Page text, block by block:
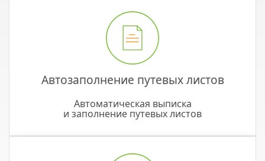
Автозаполнение путевых листов
Автоматическая выписка
и заполнение путевых листов